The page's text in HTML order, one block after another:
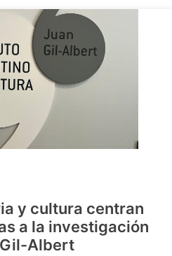
y cultura centran
a la investigación
Albert